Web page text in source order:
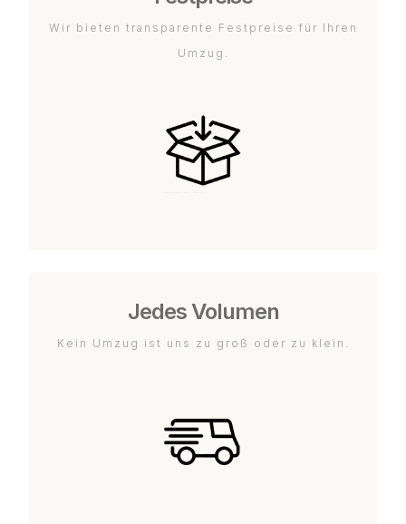
Wir bieten transparente Festpreise für Ihren
Umzug.
Jedes Volumen
Kein Umzug ist uns zu groß oder zu klein.